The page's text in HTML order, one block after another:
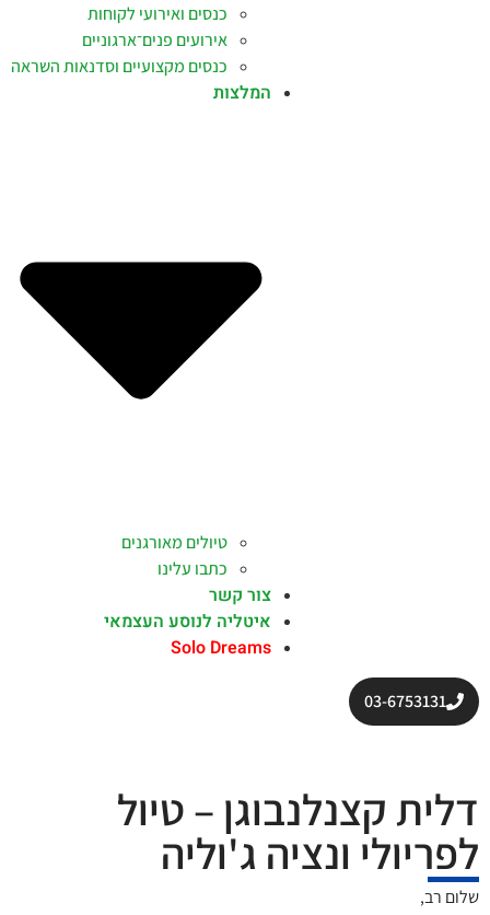
03-6753131
כנסים ואירועי לקוחות
אירועים פנים־ארגוניים
כנסים מקצועיים וסדנאות השראה
המלצות
טיולים מאורגנים
כתבו עלינו
צור קשר
איטליה לנוסע העצמאי
Solo Dreams
דלית קצנלנבוגן – טיול
לפריולי ונציה ג'וליה
שלום רב,